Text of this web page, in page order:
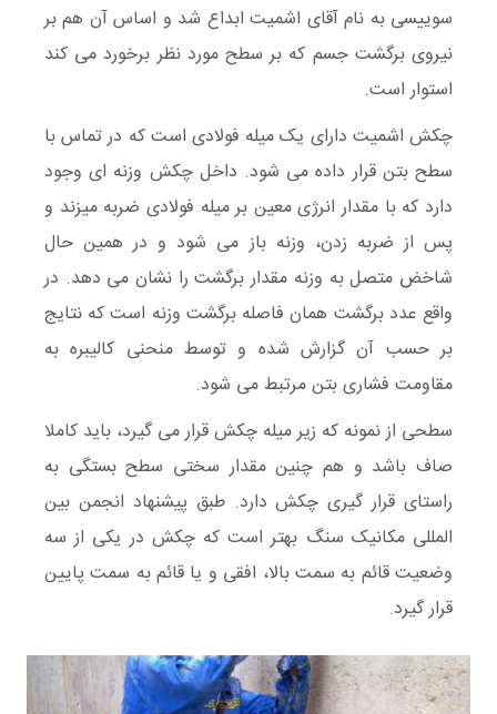
سوییسی به نام آقای اشمیت ابداع شد و اساس آن هم بر
نیروی برگشت جسم که بر سطح مورد نظر برخورد می کند
استوار است.
چکش اشمیت دارای یک میله فولادی است که در تماس با
سطح بتن قرار داده می شود. داخل چکش وزنه ای وجود
دارد که با مقدار انرژی معین بر میله فولادی ضربه میزند و
پس از ضربه زدن، وزنه باز می شود و در همین حال
شاخض متصل به وزنه مقدار برگشت را نشان می دهد. در
واقع عدد برگشت همان فاصله برگشت وزنه است که نتایج
بر حسب آن گزارش شده و توسط منحنی کالیبره به
مقاومت فشاری بتن مرتبط می شود.
سطحی از نمونه که زیر میله چکش قرار می گیرد، باید کاملا
صاف باشد و هم چنین مقدار سختی سطح بستگی به
راستای قرار گیری چکش دارد. طبق پیشنهاد انجمن بین
المللی مکانیک سنگ بهتر است که چکش در یکی از سه
وضعیت قائم به سمت بالا، افقی و یا قائم به سمت پایین
قرار گیرد.